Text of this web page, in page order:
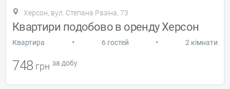
Херсон, вул. Степана Разіна, 73
Квартири подобово в оренду Херсон
Квартира • 6 гостей • 2 кімнати
748 грн за добу